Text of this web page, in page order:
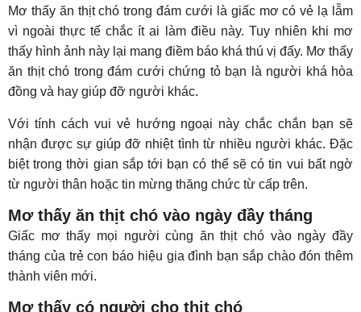
Mơ thấy ăn thịt chó trong đám cưới là giấc mơ có vẻ lạ lẫm
vì ngoài thực tế chắc ít ai làm điều này. Tuy nhiên khi mơ
thấy hình ảnh này lại mang điềm báo khá thú vị đấy. Mơ thấy
ăn thịt chó trong đám cưới chứng tỏ bạn là người khá hòa
đồng và hay giúp đỡ người khác.
Với tính cách vui vẻ hướng ngoại này chắc chắn bạn sẽ
nhận được sự giúp đỡ nhiệt tình từ nhiều người khác. Đặc
biệt trong thời gian sắp tới bạn có thể sẽ có tin vui bất ngờ
từ người thân hoặc tin mừng thăng chức từ cấp trên.
Mơ thấy ăn thịt chó vào ngày đầy tháng
Giấc mơ thấy mọi người cùng ăn thịt chó vào ngày đầy
tháng của trẻ con báo hiệu gia đình bạn sắp chào đón thêm
thành viên mới.
Mơ thấy có người cho thịt chó